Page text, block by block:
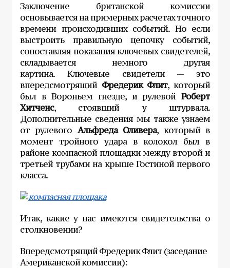
Заключение британской комиссии
основывается на примерных расчетах точного
времени происходивших событий. Но если
выстроить правильную цепочку событий,
сопоставляя показания ключевых свидетелей,
складывается немного другая
картина. Ключевые свидетели — это
впередсмотрящий Фредерик Флит, который
был в Вороньем гнезде, и рулевой Роберт
Хитченс, стоявший у штурвала.
Дополнительные сведения мы также узнаем
от рулевого Альфреда Оливера, который в
момент тройного удара в колокол был в
районе компасной площадки между второй и
третьей трубами на крыше Гостиной первого
класса.
Итак, какие у нас имеются свидетельства о
столкновении?
Впередсмотрящий Фредерик Флит (заседание
Американской комиссии):